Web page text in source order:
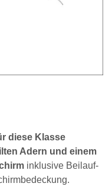
diese Klasse
Adern und einem
inklusive Beilauf-